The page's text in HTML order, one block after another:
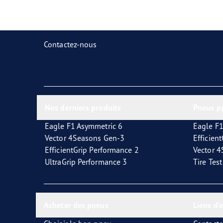
Contactez-nous
Eagle F1 Asymmetric 6
Vector 4Seasons Gen-3
EfficientGrip Performance 2
UltraGrip Performance 3
Eagle
Vector
Tire